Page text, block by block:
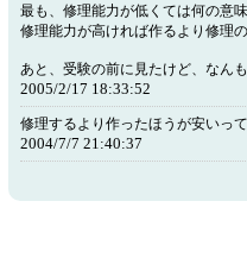
最も、修理能力が低くては何の意
修理能力が高ければ作るより修理
あと、受験の前に見たけど、なん
2005/2/17 18:33:52
修理するより作ったほうが安いっ
2004/7/7 21:40:37